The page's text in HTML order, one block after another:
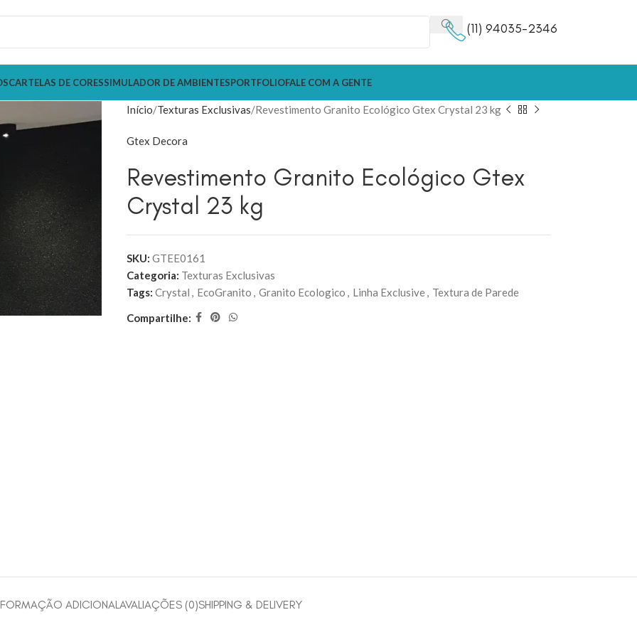
(11) 94035-2346
CARTELAS DE CORESSIMULADOR DE AMBIENTESPORTFOLIOFALE COM A GENTE
Início Texturas Exclusivas Revestimento Granito Ecológico Gtex Crystal 23 kg
Gtex Decora
Revestimento Granito Ecológico Gtex
Crystal 23 kg
SKU: GTEE0161
Categoria: Texturas Exclusivas
Tags: Crystal , EcoGranito , Granito Ecologico , Linha Exclusive, Textura de Parede
Compartilhe:
ADICIONALAVALIAÇÕES (0)SHIPPING & DELIVERY